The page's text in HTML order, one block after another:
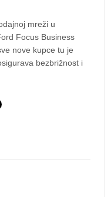
mreži u
Focus Business
nove kupce tu je
bezbrižnost i